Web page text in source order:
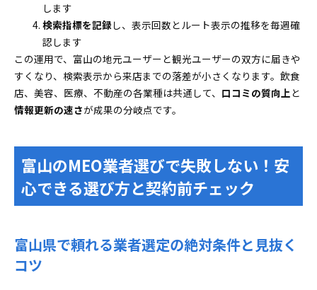
します
検索指標を記録し、表示回数とルート表示の推移を毎週確
認します
この運用で、富山の地元ユーザーと観光ユーザーの双方に届きや
すくなり、検索表示から来店までの落差が小さくなります。飲食
店、美容、医療、不動産の各業種は共通して、 口コミの質向上と
情報更新の速さが成果の分岐点です。
富山のMEO業者選びで失敗しない！安
心できる選び方と契約前チェック
富山県で頼れる業者選定の絶対条件と見抜く
コツ